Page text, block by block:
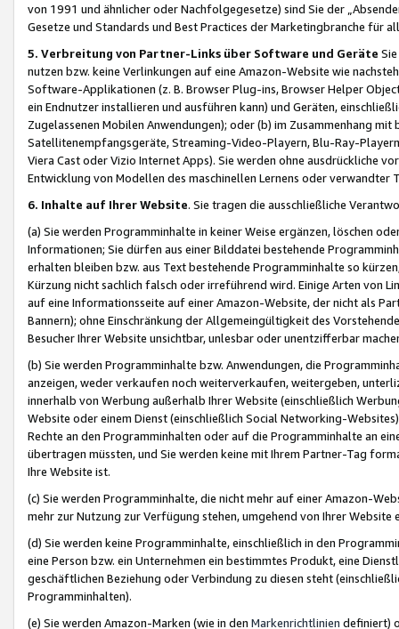
von 1991 und ähnlicher oder Nachfolgegesetze) sind Sie der
Gesetze und Standards und Best Practices der Marketingbranche für
5. Verbreitung von Partner-Links über Software und Geräte
nutzen bzw. keine Verlinkungen auf eine Amazon-Website wie
Software-Applikationen (z. B. Browser Plug-ins, Browser Helper
ein Endnutzer installieren und ausführen kann) und Geräten,
Zugelassenen Mobilen Anwendungen); oder (b) im Zusammenhang
Satellitenempfangsgeräte, Streaming-Video-Playern, Blu-Ray-
Viera Cast oder Vizio Internet Apps). Sie werden ohne ausdrückliche
Entwicklung von Modellen des maschinellen Lernens oder
6. Inhalte auf Ihrer Website. Sie tragen die ausschließliche
(a) Sie werden Programminhalte in keiner Weise ergänzen, löschen
Informationen; Sie dürfen aus einer Bilddatei bestehende
erhalten bleiben bzw. aus Text bestehende Programminhalte so
Kürzung nicht sachlich falsch oder irreführend wird. Einige Arten von
auf eine Informationsseite auf einer Amazon-Website, der nicht als
Bannern); ohne Einschränkung der Allgemeingültigkeit des
Besucher Ihrer Website unsichtbar, unlesbar oder unentzifferbar
(b) Sie werden Programminhalte bzw. Anwendungen, die
anzeigen, weder verkaufen noch weiterverkaufen, weitergeben,
innerhalb von Werbung außerhalb Ihrer Website (einschließlich
Website oder einem Dienst (einschließlich Social Networking-
Rechte an den Programminhalten oder auf die Programminhalte an
übertragen müssten, und Sie werden keine mit Ihrem Partner-Tag
Ihre Website ist.
(c) Sie werden Programminhalte, die nicht mehr auf einer Amazon-
mehr zur Nutzung zur Verfügung stehen, umgehend von Ihrer
(d) Sie werden keine Programminhalte, einschließlich in den
eine Person bzw. ein Unternehmen ein bestimmtes Produkt, eine
geschäftlichen Beziehung oder Verbindung zu diesen steht
Programminhalten).
(e) Sie werden Amazon-Marken (wie in den Markenrichtlinien definiert)